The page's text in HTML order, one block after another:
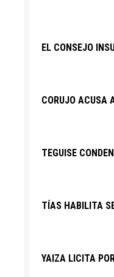
EL CONSEJO
CORUJO ACUSA
TEGUISE
TÍAS HABILITA
YAIZA LICITA